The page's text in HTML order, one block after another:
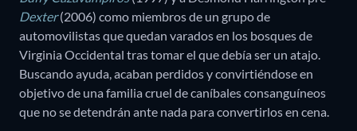
Dexter(2006) como miembros de un grupo de
automovilistas que quedan varados en los bosques de
Virginia Occidental tras tomar el que debía ser un atajo.
Buscando ayuda, acaban perdidos y convirtiéndose en
objetivo de una familia cruel de caníbales consanguíneos
que no se detendrán ante nada para convertirlos en cena.